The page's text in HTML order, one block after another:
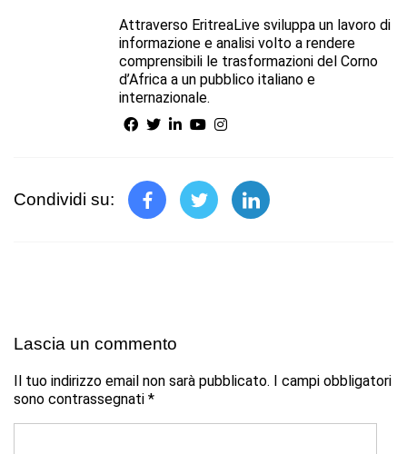
Attraverso EritreaLive sviluppa un lavoro di
informazione e analisi volto a rendere
comprensibili le trasformazioni del Corno
d’Africa a un pubblico italiano e
internazionale.
Condividi su:
Lascia un commento
Il tuo indirizzo email non sarà pubblicato. I campi obbligatori
sono contrassegnati *